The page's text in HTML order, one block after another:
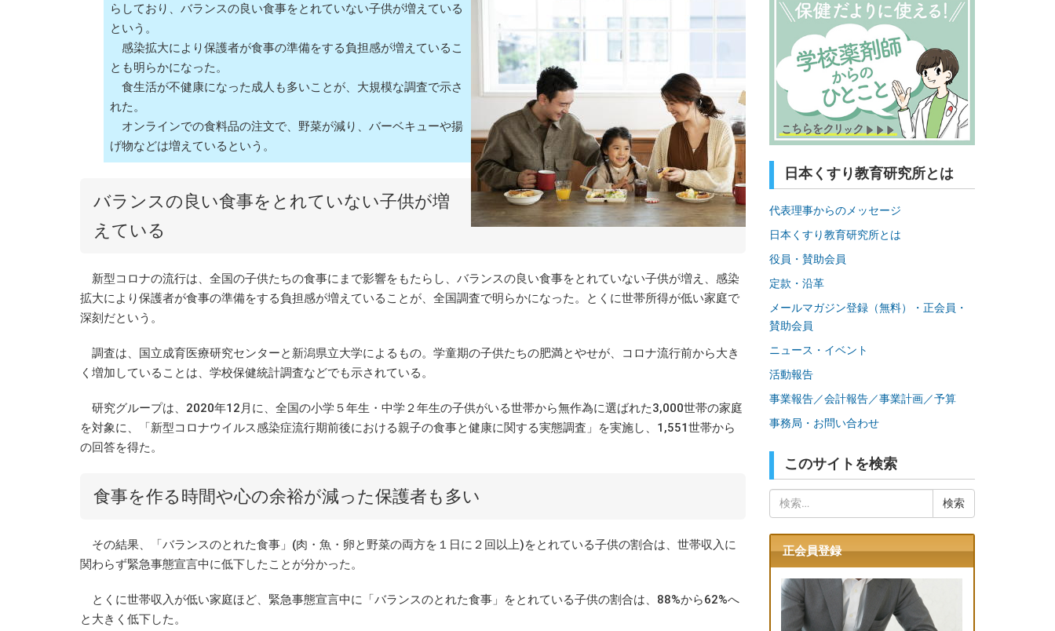
らしており、バランスの良い食事をとれていない子供が増えている
という。
感染拡大により保護者が食事の準備をする負担感が増えているこ
とも明らかになった。
食生活が不健康になった成人も多いことが、大規模な調査で示さ
れた。
オンラインでの食料品の注文で、野菜が減り、バーベキューや揚
げ物などは増えているという。
バランスの良い食事をとれていない子供が増
えている
新型コロナの流行は、全国の子供たちの食事にまで影響をもたらし、バランスの良い食事をとれていない子供が増え、感染
拡大により保護者が食事の準備をする負担感が増えていることが、全国調査で明らかになった。とくに世帯所得が低い家庭で
深刻だという。
調査は、国立成育医療研究センターと新潟県立大学によるもの。学童期の子供たちの肥満とやせが、コロナ流行前から大き
く増加していることは、学校保健統計調査などでも示されている。
研究グループは、2020年12月に、全国の小学５年生・中学２年生の子供がいる世帯から無作為に選ばれた3,000世帯の家庭
を対象に、「新型コロナウイルス感染症流行期前後における親子の食事と健康に関する実態調査」を実施し、1,551世帯から
の回答を得た。
食事を作る時間や心の余裕が減った保護者も多い
その結果、「バランスのとれた食事」(肉・魚・卵と野菜の両方を１日に２回以上)をとれている子供の割合は、世帯収入に
関わらず緊急事態宣言中に低下したことが分かった。
とくに世帯収入が低い家庭ほど、緊急事態宣言中に「バランスのとれた食事」をとれている子供の割合は、88%から62%へ
と大きく低下した。
日本くすり教育研究所とは
代表理事からのメッセージ
日本くすり教育研究所とは
役員・賛助会員
定款・沿革
メールマガジン登録（無料）・正会員・
賛助会員
ニュース・イベント
活動報告
事業報告／会計報告／事業計画／予算
事務局・お問い合わせ
このサイトを検索
索:
正会員登録